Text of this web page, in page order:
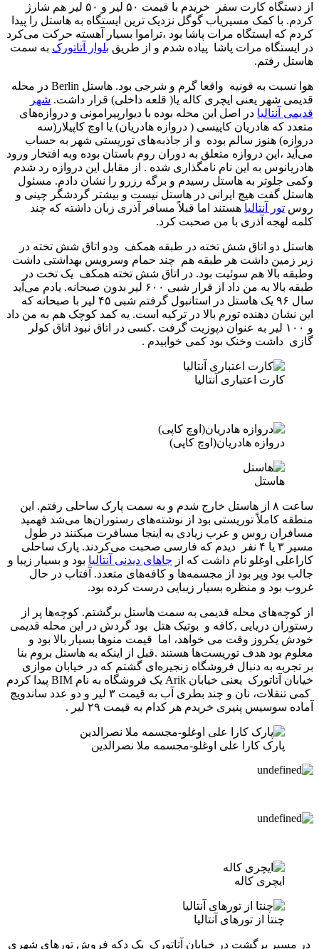
از دستگاه کارت سفر خریدم با قیمت ۵۰ لیر و ۵۰ لیر هم شارژ
کردم. با کمک مسیریاب گوگل نزدیک ‌ترین ایستگاه به هاستل را پیدا
کردم که ایستگاه مرات پاشا بود ،تراموا بسیار آهسته حرکت می‌کرد
در ایستگاه مرات پاشا پیاده شدم و از طریق بلوار آتاتورک به سمت
هاستل رفتم.
هوا نسبت به قونیه واقعا گرم و شرجی بود. هاستل Berlin در محله
قدیمی شهر یعنی ایچری کاله یا( قلعه داخلی) قرار داشت. شهر
قدیمی آنتالیا در اصل این محله بوده با دیوارپیرامونی و دروازه‌های
متعدد که هادریان کاپیسی ( دروازه هادریان) یا اوچ کاپیلار(سه
دروازه) هنوز سالم بوده و از جاذبه‌های توریستی شهر به حساب
می‌آید ،این دروازه متعلق به دوران روم باستان بوده وبه افتخار ورود
هادریانوس به این نام نامگذاری شده . از مقابل این دروازه رد شدم
وکمی جلوتر به هاستل رسیدم و برگه رزرو را نشان دادم. مسئول
هاستل گفت هیچ ایرانی در هاستل نیست و بیشتر گردشگر چینی و
روس تور آنتالیا هستند اما قبلاً مسافر آذری زبان داشته که چند
کلمه لهجه آذری با من صحبت کرد.
هاستل دو اتاق شش تخته در طبقه همکف ودو اتاق شش تخته در
زیر زمین داشت هر طبقه هم چند حمام وسرویس بهداشتی داشت
وطبقه بالا هم سوئیت بود. در اتاق شش تخته همکف یک تخت در
طبقه بالا به من داد از قرار شبی ۶۰۰ لیر بدون صبحانه. یادم می‌آید
سال ۹۶ یک هاستل در استانبول گرفتم شبی ۴۵ لیر با صبحانه که
این نشان دهنده تورم بالا در ترکیه است. یه کمد کوچک هم به من داد
و ۱۰۰ لیر به عنوان دپوزیت گرفت .کسی در اتاق نبود اتاق کولر
گازی داشت وخنک بود کمی خوابیدم .
کارت اعتباری آنتالیا
دروازه هادریان(اوچ کاپی)
هاستل
ساعت ۸ از هاستل خارج شدم و به سمت پارک ساحلی رفتم. این
منطقه کاملاً توریستی بود از نوشته‌های رستوران‌ها می‌شد فهمید
مسافران روس و عرب زیادی به اینجا مسافرت میکنند در طول
مسیر ۳ یا ۴ نفر دیدم که فارسی صحبت می‌کردند. پارک ساحلی
کاراعلی اوغلو نام داشت که از جاهای دیدنی آنتالیا بود و بسیار زیبا و
جالب بود وپر بود از مجسمه‌ها و کافه‌های متعدد. آفتاب در حال
غروب بود و منظره بسیار زیبایی درست کرده بود.
از کوچه‌های محله قدیمی به سمت هاستل برگشتم. کوچه‌ها پر از
رستوران دریایی ,کافه و بوتیک هتل بود گردش در این محله قدیمی
خودش یکروز وقت می خواهد، اما قیمت منوها بسیار بالا بود و
معلوم بود هدف توریست‌ها هستند .قبل از اینکه به هاستل بروم بنا
بر تجربه به دنبال فروشگاه زنجیره‌ای گشتم که در خیابان موازی
خیابان آتاتورک یعنی خیابان Arik یک فروشگاه به نام BIM پیدا کردم
کمی تنقلات، نان و چند بطری آب به قیمت ۳ لیر و دو عدد ساندویچ
آماده سوسیس پنیری خریدم هر کدام به قیمت ۲۹ لیر .
پارک کارا علی اوغلو-مجسمه ملا نصرالدین
ایچری کاله
چنتا از تورهای آنتالیا
در مسیر برگشت در خیابان آتاتورک یک دکه فروش تورهای شهری